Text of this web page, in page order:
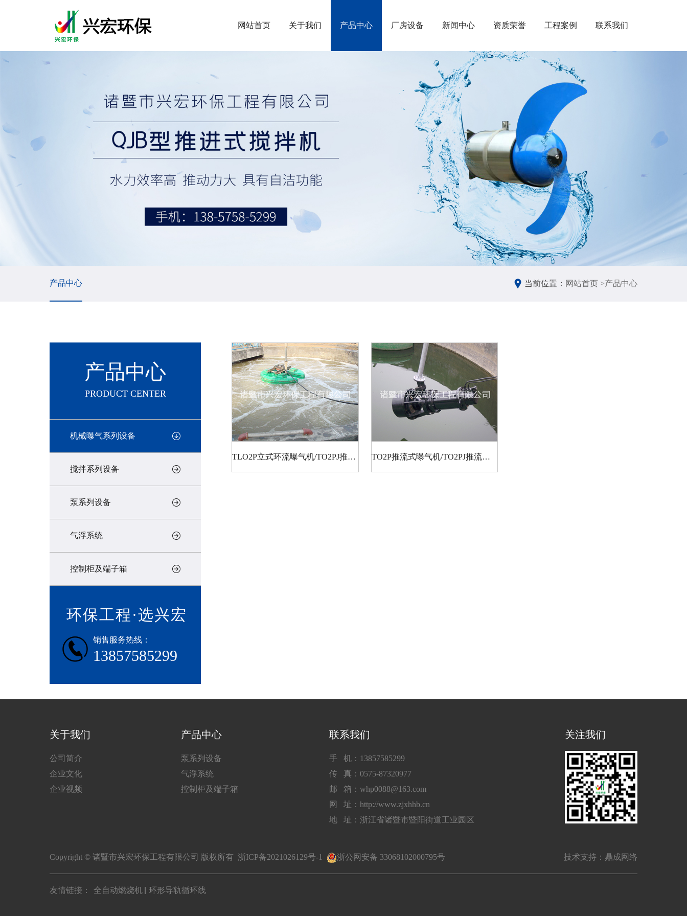
网站首页 关于我们 产品中心 厂房设备 新闻中心 资质荣誉 工程案例 联系我们
当前位置： 网站首页 >产品中心
产品中心
产品中心
PRODUCT CENTER
机械曝气系列设备
搅拌系列设备
泵系列设备
气浮系统
控制柜及端子箱
环保工程·选兴宏
销售服务热线：
13857585299
TLO2P立式环流曝气机/TO2PJ推流式曝气搅拌两用机 TO2P推流式曝气机/TO2PJ推流式曝气搅拌两用机
关于我们
公司简介
企业文化
企业视频
产品中心
泵系列设备
气浮系统
控制柜及端子箱
联系我们
手 机：13857585299
传 真：0575-87320977
邮 箱：whp0088@163.com
网 址：http://www.zjxhhb.cn
地 址：浙江省诸暨市暨阳街道工业园区
关注我们
Copyright © 诸暨市兴宏环保工程有限公司 版权所有 浙ICP备2021026129号-1 浙公网安备 33068102000795号 技术支持：鼎成网络
友情链接： 全自动燃烧机 环形导轨循环线